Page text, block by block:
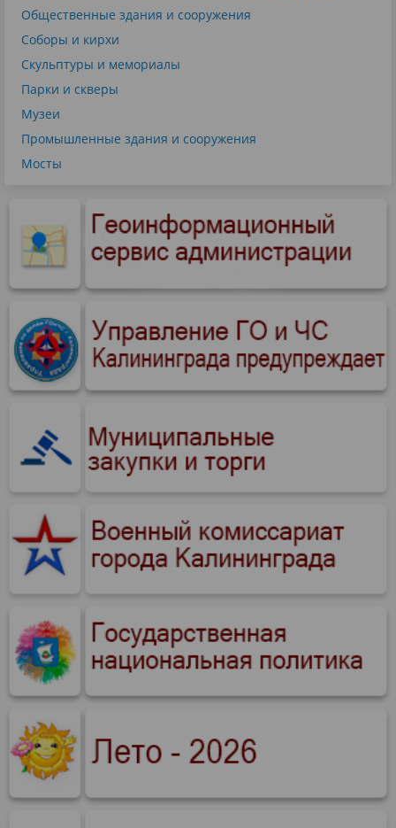
Общественные здания и сооружения
Соборы и кирхи
Скульптуры и мемориалы
Парки и скверы
Музеи
Промышленные здания и сооружения
Мосты